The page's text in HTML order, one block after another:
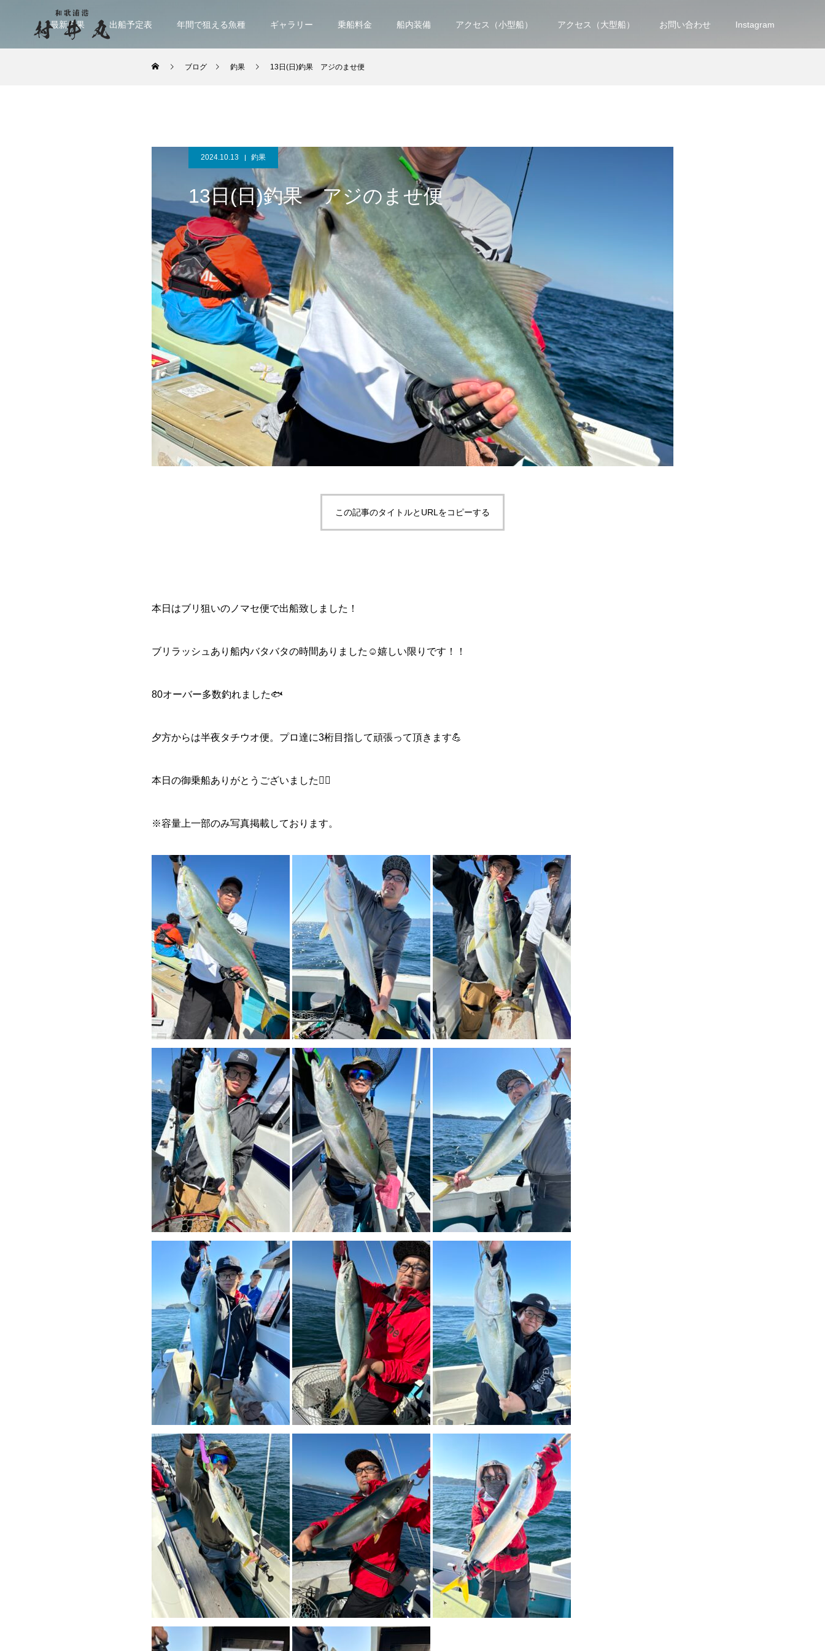
最新釣果 出船予定表 年間で狙える魚種 ギャラリー 乗船料金 船内装備 アクセス（小型船） アクセス（大型船） お問い合わせ Instagram
ブログ 釣果 13日(日)釣果 アジのませ便
2024.10.13 釣果
13日(日)釣果 アジのませ便
この記事のタイトルとURLをコピーする
本日はブリ狙いのノマセ便で出船致しました！
ブリラッシュあり船内バタバタの時間ありました☺️嬉しい限りです！！
80オーバー多数釣れました🐟
夕方からは半夜タチウオ便。プロ達に3桁目指して頑張って頂きます💪
本日の御乗船ありがとうございました🙇‍♂️
※容量上一部のみ写真掲載しております。